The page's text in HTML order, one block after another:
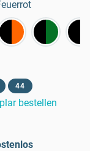
44
bestellen